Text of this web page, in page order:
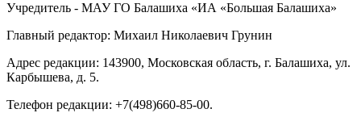
Учредитель - МАУ ГО Балашиха «ИА «Большая Балашиха»
Главный редактор: Михаил Николаевич Грунин
Адрес редакции: 143900, Московская область, г. Балашиха, ул.
Карбышева, д. 5.
Телефон редакции: +7(498)660-85-00.